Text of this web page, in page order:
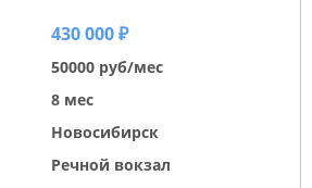
430 000 ₽
50000 руб/мес
8 мес
Новосибирск
Речной вокзал